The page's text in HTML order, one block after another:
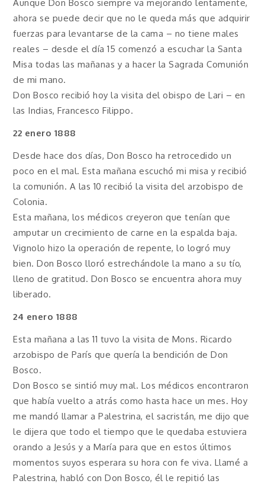
Aunque Don Bosco siempre va mejorando lentamente,
ahora se puede decir que no le queda más que adquirir
fuerzas para levantarse de la cama – no tiene males
reales – desde el día 15 comenzó a escuchar la Santa
Misa todas las mañanas y a hacer la Sagrada Comunión
de mi mano.
Don Bosco recibió hoy la visita del obispo de Lari – en
las Indias, Francesco Filippo.
22 enero 1888
Desde hace dos días, Don Bosco ha retrocedido un
poco en el mal. Esta mañana escuchó mi misa y recibió
la comunión. A las 10 recibió la visita del arzobispo de
Colonia.
Esta mañana, los médicos creyeron que tenían que
amputar un crecimiento de carne en la espalda baja.
Vignolo hizo la operación de repente, lo logró muy
bien. Don Bosco lloró estrechándole la mano a su tío,
lleno de gratitud. Don Bosco se encuentra ahora muy
liberado.
24 enero 1888
Esta mañana a las 11 tuvo la visita de Mons. Ricardo
arzobispo de París que quería la bendición de Don
Bosco.
Don Bosco se sintió muy mal. Los médicos encontraron
que había vuelto a atrás como hasta hace un mes. Hoy
me mandó llamar a Palestrina, el sacristán, me dijo que
le dijera que todo el tiempo que le quedaba estuviera
orando a Jesús y a María para que en estos últimos
momentos suyos esperara su hora con fe viva. Llamé a
Palestrina, habló con Don Bosco, él le repitió las